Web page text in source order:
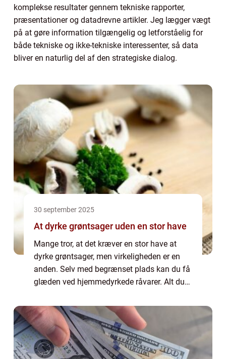
komplekse resultater gennem tekniske rapporter,
præsentationer og datadrevne artikler. Jeg lægger vægt
på at gøre information tilgængelig og letforståelig for
både tekniske og ikke-tekniske interessenter, så data
bliver en naturlig del af den strategiske dialog.
30 september 2025
At dyrke grøntsager uden en stor have
Mange tror, at det kræver en stor have at
dyrke grøntsager, men virkeligheden er en
anden. Selv med begrænset plads kan du få
glæden ved hjemmedyrkede råvarer. Alt du